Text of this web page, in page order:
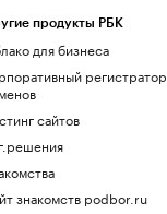
продукты РБК
для бизнеса
регистратор
сайтов
знакомств podbor.ru